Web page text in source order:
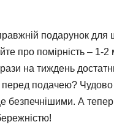
подарунок для
про помірність – 1-2
на тиждень
подачею? Чудово
безпечнішими. А